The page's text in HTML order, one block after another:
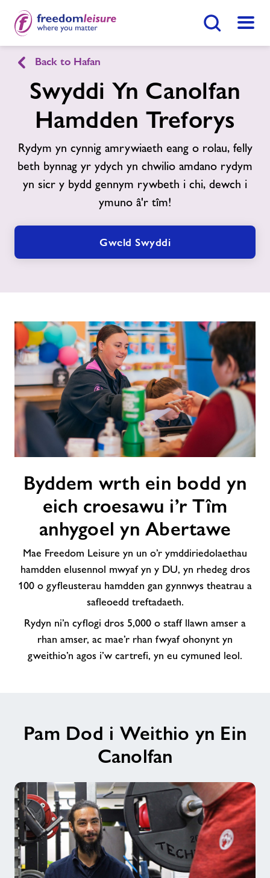
English Cymraeg
Canolfan Hamdden Treforys
Hafan
Ein cyfleusterau
Amserlenni
Cysylltwch â ni
Swyddi
Ynghylch Freedom Leisure
Ymunwch Nawr
Gwnewch Ymholiad Nawr
Dod O Hyd I Ganolfan
Back to Hafan
Swyddi Yn Canolfan
Hamdden Treforys
Rydym yn cynnig amrywiaeth eang o rolau, felly
beth bynnag yr ydych yn chwilio amdano rydym
yn sicr y bydd gennym rywbeth i chi, dewch i
ymuno â'r tîm!
Gweld Swyddi
wrth
ein
croesawu
i’r
Tîm
anhygoel
Abertawe
Byddem wrth ein bodd yn
eich croesawu i’r Tîm
anhygoel yn Abertawe
Mae Freedom Leisure yn un o’r ymddiriedolaethau
hamdden elusennol mwyaf yn y DU, yn rhedeg dros
100 o gyfleusterau hamdden gan gynnwys theatrau a
safleoedd treftadaeth.
Rydyn ni’n cyflogi dros 5,000 o staff llawn amser a
rhan amser, ac mae’r rhan fwyaf ohonynt yn
gweithio’n agos i’w cartrefi, yn eu cymuned leol.
Pam Dod i Weithio yn Ein
Canolfan